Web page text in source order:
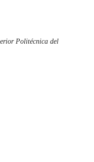
Politécnica del